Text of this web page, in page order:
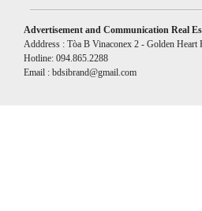
Advertisement and Communication Real
Adddress : Tòa B Vinaconex 2 - Golden
Hotline: 094.865.2288
Email : bdsibrand@gmail.com